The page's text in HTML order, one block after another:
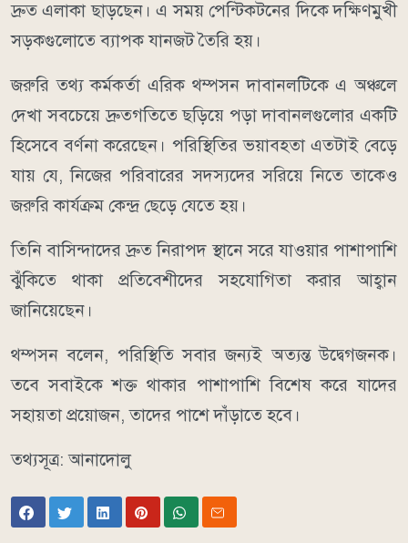
দ্রুত এলাকা ছাড়ছেন। এ সময় পেন্টিকটনের দিকে দক্ষিণমুখী
সড়কগুলোতে ব্যাপক যানজট তৈরি হয়।
জরুরি তথ্য কর্মকর্তা এরিক থম্পসন দাবানলটিকে এ অঞ্চলে
দেখা সবচেয়ে দ্রুতগতিতে ছড়িয়ে পড়া দাবানলগুলোর একটি
হিসেবে বর্ণনা করেছেন। পরিস্থিতির ভয়াবহতা এতটাই বেড়ে
যায় যে, নিজের পরিবারের সদস্যদের সরিয়ে নিতে তাকেও
জরুরি কার্যক্রম কেন্দ্র ছেড়ে যেতে হয়।
তিনি বাসিন্দাদের দ্রুত নিরাপদ স্থানে সরে যাওয়ার পাশাপাশি
ঝুঁকিতে থাকা প্রতিবেশীদের সহযোগিতা করার আহ্বান
জানিয়েছেন।
থম্পসন বলেন, পরিস্থিতি সবার জন্যই অত্যন্ত উদ্বেগজনক।
তবে সবাইকে শক্ত থাকার পাশাপাশি বিশেষ করে যাদের
সহায়তা প্রয়োজন, তাদের পাশে দাঁড়াতে হবে।
তথ্যসূত্র: আনাদোলু